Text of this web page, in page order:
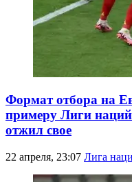
Формат отбора на
примеру Лиги
отжил свое
22 апреля, 23:07 Лига